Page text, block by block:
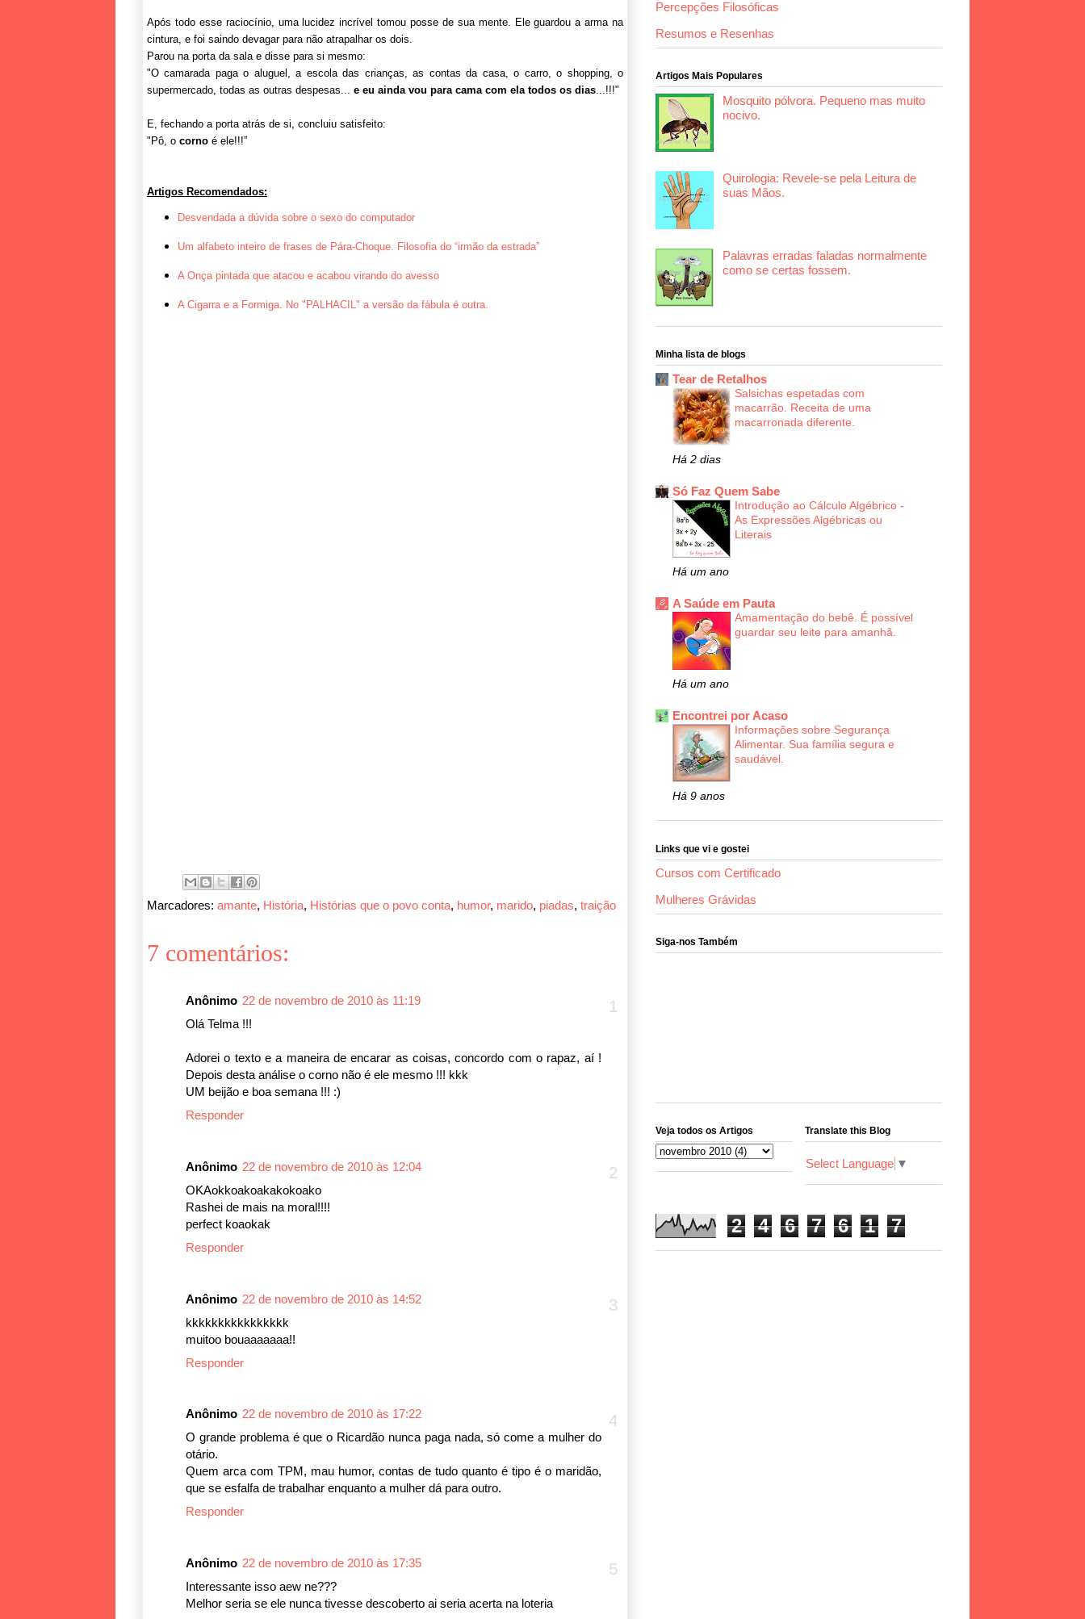
Após todo esse raciocínio, uma lucidez incrível tomou posse de sua mente. Ele guardou a arma na
cintura, e foi saindo devagar para não atrapalhar os dois.
Parou na porta da sala e disse para si mesmo:
"O camarada paga o aluguel, a escola das crianças, as contas da casa, o carro, o shopping, o
supermercado, todas as outras despesas... e eu ainda vou para cama com ela todos os dias ...!!!"
E, fechando a porta atrás de si, concluiu satisfeito:
"Pô, o corno é ele!!!”
Artigos Recomendados:
Desvendada a dúvida sobre o sexo do computador
Um alfabeto inteiro de frases de Pára-Choque. Filosofia do “irmão da estrada”
A Onça pintada que atacou e acabou virando do avesso
A Cigarra e a Formiga. No "PALHACIL" a versão da fábula é outra.
Marcadores: amante, História, Histórias que o povo conta, humor, marido, piadas, traição
7 comentários:
Anônimo 22 de novembro de 2010 às 11:19
Olá Telma !!!
Adorei o texto e a maneira de encarar as coisas, concordo com o rapaz, aí !
Depois desta análise o corno não é ele mesmo !!! kkk
UM beijão e boa semana !!! :)
Responder
Anônimo 22 de novembro de 2010 às 12:04
OKAokkoakoakakokoako
Rashei de mais na moral!!!!
perfect koaokak
Responder
Anônimo 22 de novembro de 2010 às 14:52
kkkkkkkkkkkkkkkk
muitoo bouaaaaaaa!!
Responder
Anônimo 22 de novembro de 2010 às 17:22
O grande problema é que o Ricardão nunca paga nada, só come a mulher do
otário.
Quem arca com TPM, mau humor, contas de tudo quanto é tipo é o maridão,
que se esfalfa de trabalhar enquanto a mulher dá para outro.
Responder
Anônimo 22 de novembro de 2010 às 17:35
Interessante isso aew ne???
Melhor seria se ele nunca tivesse descoberto ai seria acerta na loteria
Percepções Filosóficas
Resumos e Resenhas
Artigos Mais Populares
Mosquito pólvora. Pequeno mas muito
nocivo.
Quirologia: Revele-se pela Leitura de
suas Mãos.
Palavras erradas faladas normalmente
como se certas fossem.
Minha lista de blogs
Tear de Retalhos
Salsichas espetadas com
macarrão. Receita de uma
macarronada diferente.
Há 2 dias
Só Faz Quem Sabe
Introdução ao Cálculo Algébrico -
As Expressões Algébricas ou
Literais
Há um ano
A Saúde em Pauta
Amamentação do bebê. É possível
guardar seu leite para amanhã.
Há um ano
Encontrei por Acaso
Informações sobre Segurança
Alimentar. Sua família segura e
saudável.
Há 9 anos
Links que vi e gostei
Cursos com Certificado
Mulheres Grávidas
Siga-nos Também
Veja todos os Artigos Translate this Blog
Select Language ▼
2 4 6 7 6 1 7